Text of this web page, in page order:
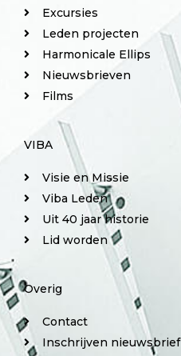
Excursies
Leden projecten
Harmonicale Ellips
Nieuwsbrieven
Films
VIBA
Visie en Missie
Viba Leden
Uit 40 jaar historie
Lid worden
Overig
Contact
Inschrijven nieuwsbrief